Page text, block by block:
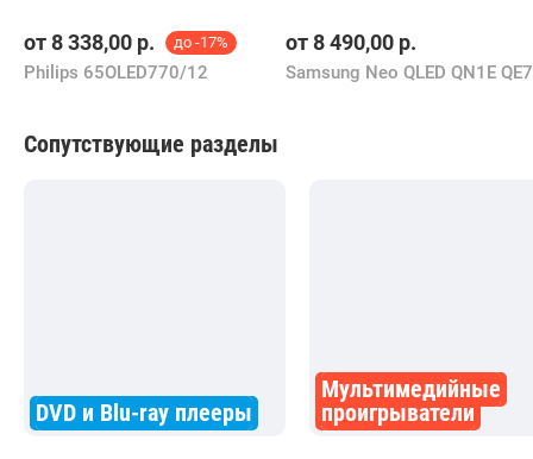
от8 338,00 р. до -17%
Philips 65OLED770/12
от8 490,00 р.
Сопутствующие разделы
DVD и Blu-ray плееры
Мультимедийные
проигрыватели